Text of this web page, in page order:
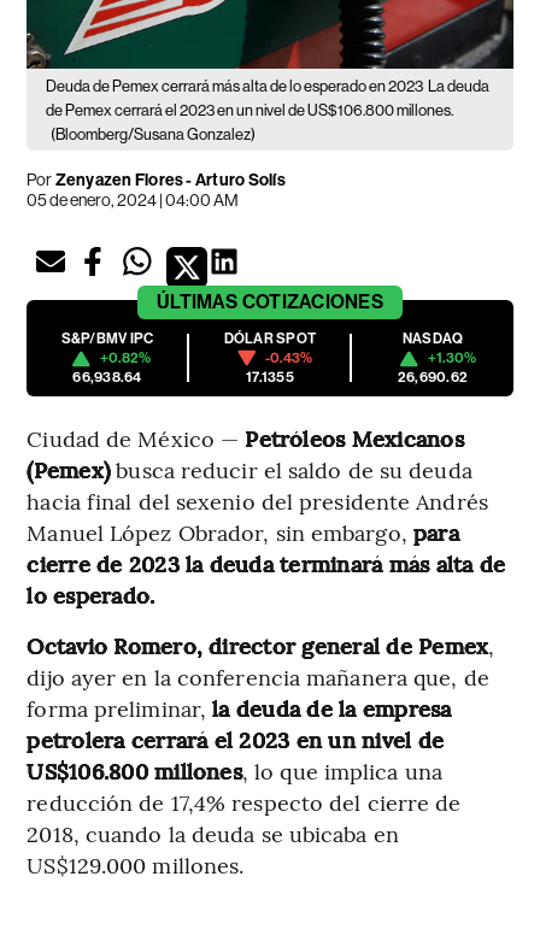
Deuda de Pemex cerrará más alta de lo esperado en 2023 La deuda
de Pemex cerrará el 2023 en un nivel de US$106.800 millones.
(Bloomberg/Susana Gonzalez)
PorZenyazen Flores-Arturo Solís
05 de enero, 2024 | 04:00 AM
ÚLTIMAS COTIZACIONES
S&P/BMV IPC
+0.82%
66,938.64
DÓLAR SPOT
-0.43%
17.1355
NASDAQ
+1.30%
26,690.62
Ciudad de México — Petróleos Mexicanos
(Pemex)busca reducir el saldo de su deuda
hacia final del sexenio del presidente Andrés
Manuel López Obrador, sin embargo, para
cierre de 2023 la deuda terminará más alta de
lo esperado.
Octavio Romero, director general de Pemex,
dijo ayer en la conferencia mañanera que, de
forma preliminar,la deuda de la empresa
petrolera cerrará el 2023 en un nivel de
US$106.800 millones, lo que implica una
reducción de 17,4% respecto del cierre de
2018, cuando la deuda se ubicaba en
US$129.000 millones.